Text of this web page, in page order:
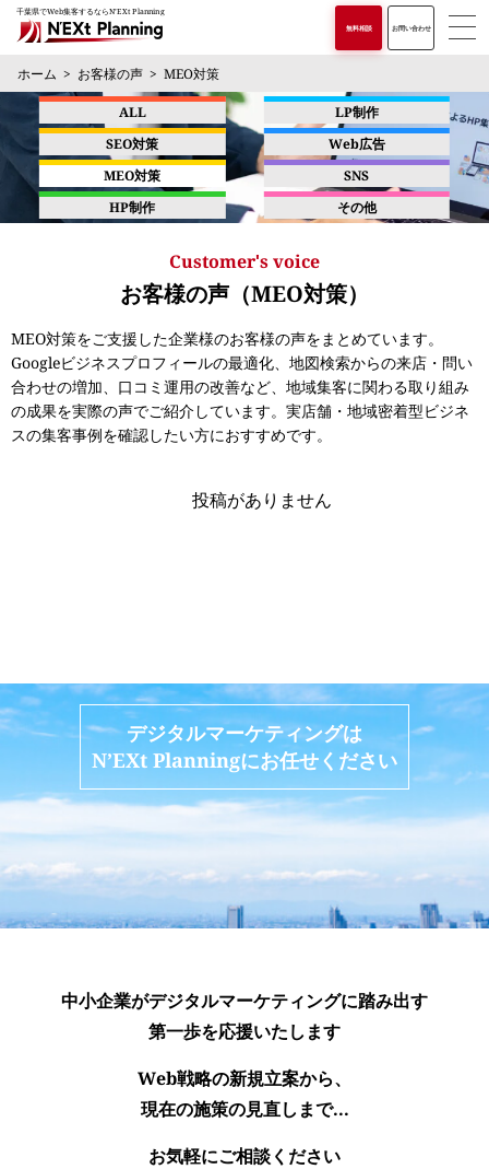
千葉県でWeb集客するならN’EXt Planning
無料相談 お問い合わせ
ホーム お客様の声 MEO対策
ALL
SEO対策
MEO対策
HP制作
LP制作
Web広告
SNS
その他
Customer's voice
お客様の声（MEO対策）
MEO対策をご支援した企業様のお客様の声をまとめています。
Googleビジネスプロフィールの最適化、地図検索からの来店・問い
合わせの増加、口コミ運用の改善など、地域集客に関わる取り組み
の成果を実際の声でご紹介しています。実店舗・地域密着型ビジネ
スの集客事例を確認したい方におすすめです。
投稿がありません
デジタルマーケティングは
N’EXt Planningにお任せください
中小企業がデジタルマーケティングに踏み出す
第一歩を応援いたします
Web戦略の新規立案から、
現在の施策の見直しまで...
お気軽にご相談ください